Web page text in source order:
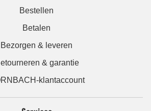
Bestellen
Betalen
Bezorgen & leveren
& garantie
klantaccount